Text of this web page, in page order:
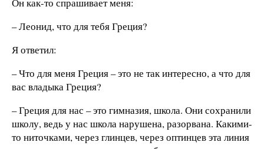
Он как-то спрашивает меня:
– Леонид, что для тебя Греция?
Я ответил:
– Что для меня Греция – это не так интересно, а что для
вас владыка Греция?
– Греция для нас – это гимназия, школа. Они сохранили
школу, ведь у нас школа нарушена, разорвана. Какими-
то ниточками, через глинцев, через оптинцев эта линия